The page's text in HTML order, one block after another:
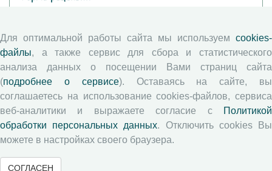
Журналы ВолНЦ РАН
Экономические и социальные перемены
Проблемы развития территории
Вопросы территориального развития
Социальное пространство
Юный экономист
АгроЗооТехника
Для оптимальной работы сайта мы используем cookies-
файлы, а также сервис для сбора и статистического
анализа данных о посещении Вами страниц сайта
(подробнее о сервисе). Оставаясь на сайте, вы
соглашаетесь на использование cookies-файлов, сервиса
веб-аналитики и выражаете согласие с
Политикой
обработки персональных данных. Отключить cookies Вы
можете в настройках своего браузера.
СОГЛАСЕН